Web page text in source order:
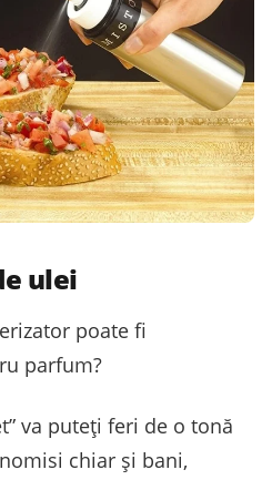
ulei
poate fi
parfum?
va puteți feri de o tonă
chiar și bani,